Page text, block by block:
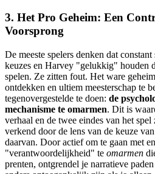
3. Het Pro Geheim: Een
Voorsprong
De meeste spelers denken dat
keuzes en Harvey "gelukkig" houden
spelen. Ze zitten fout. Het ware
ontdekken en ultiem meesterschap te
tegenovergestelde te doen: de
mechanisme te omarmen. Dit is
verhaal en de twee eindes van het
verkend door de lens van de keuze
daarvan. Door actief om te gaan met
"verantwoordelijkheid" te omarmen
prenten, ontgrendel je narratieve